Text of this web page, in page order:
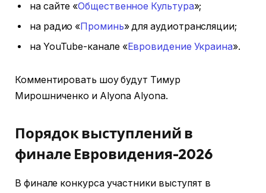
на сайте «Общественное Культура»;
на радио «Проминь» для аудиотрансляции;
на YouTube-канале «Евровидение Украина».
Комментировать шоу будут Тимур
Мирошниченко и Alyona Alyona.
Порядок выступлений в
финале Евровидения-2026
В финале конкурса участники выступят в